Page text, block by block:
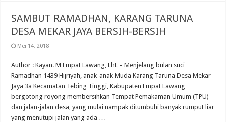
SAMBUT RAMADHAN, KARANG TARUNA
DESA MEKAR JAYA BERSIH-BERSIH
Mei 14, 2018
Author : Kayan. M Empat Lawang, LhL – Menjelang bulan suci
Ramadhan 1439 Hijriyah, anak-anak Muda Karang Taruna Desa Mekar
Jaya 3a Kecamatan Tebing Tinggi, Kabupaten Empat Lawang
bergotong royong membersihkan Tempat Pemakaman Umum (TPU)
dan jalan-jalan desa, yang mulai nampak ditumbuhi banyak rumput liar
yang menutupi jalan yang ada …